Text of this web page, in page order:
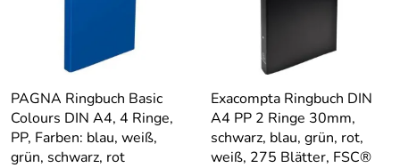
PAGNA Ringbuch Basic
Colours DIN A4, 4 Ringe,
PP, Farben: blau, weiß,
grün, schwarz, rot
Exacompta Ringbuch DIN
A4 PP 2 Ringe 30mm,
schwarz, blau, grün, rot,
weiß, 275 Blätter, FSC®